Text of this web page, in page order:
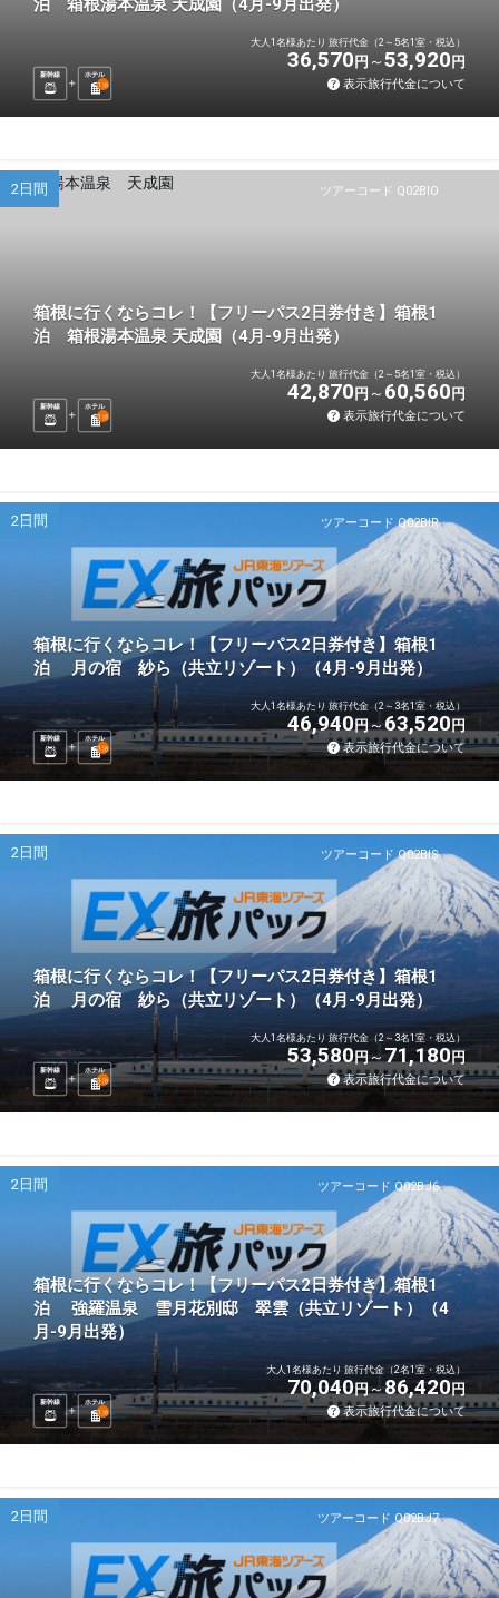
泊 箱根湯本温泉 天成園（4月-9月出発）
新幹線
ホテル
1 泊
大人1名様あたり 旅行代金（2～5名1室・税込）
36,570 円 53,920 円
表示旅行代金について
ツアーコード Q02BIO
2日間
箱根に行くならコレ！【フリーパス2日券付き】箱根1
泊 箱根湯本温泉 天成園（4月-9月出発）
新幹線
ホテル
1 泊
大人1名様あたり 旅行代金（2～5名1室・税込）
42,870 円 60,560 円
表示旅行代金について
ツアーコード Q02BIR
2日間
箱根に行くならコレ！【フリーパス2日券付き】箱根1
泊 月の宿 紗ら（共立リゾート）（4月-9月出発）
新幹線
ホテル
1 泊
大人1名様あたり 旅行代金（2～3名1室・税込）
46,940円 63,520円
表示旅行代金について
ツアーコード Q02BIS
2日間
箱根に行くならコレ！【フリーパス2日券付き】箱根1
泊 月の宿 紗ら（共立リゾート）（4月-9月出発）
新幹線
ホテル
1 泊
大人1名様あたり 旅行代金（2～3名1室・税込）
53,580円 71,180円
表示旅行代金について
ツアーコード Q02BJ6
2日間
箱根に行くならコレ！【フリーパス2日券付き】箱根1
泊 強羅温泉 雪月花別邸 翠雲（共立リゾート）（4
月-9月出発）
新幹線
ホテル
1 泊
大人1名様あたり 旅行代金（2名1室・税込）
70,040円 86,420円
表示旅行代金について
ツアーコード Q02BJ7
2日間